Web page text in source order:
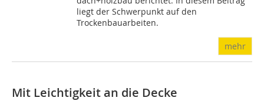
liegt der Schwerpunkt auf den
Trockenbauarbeiten.
mehr
Mit Leichtigkeit an die Decke